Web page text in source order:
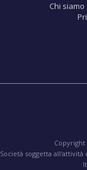
Chi siamo
Copyright
Società soggetta